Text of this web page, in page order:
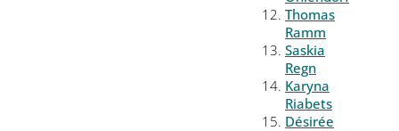
Thomas
Ramm
Saskia
Regn
Karyna
Riabets
Désirée